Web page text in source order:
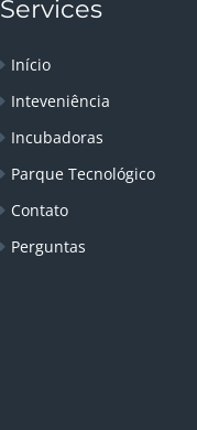
Services
Início
Inteveniência
Incubadoras
Parque Tecnológico
Contato
Perguntas